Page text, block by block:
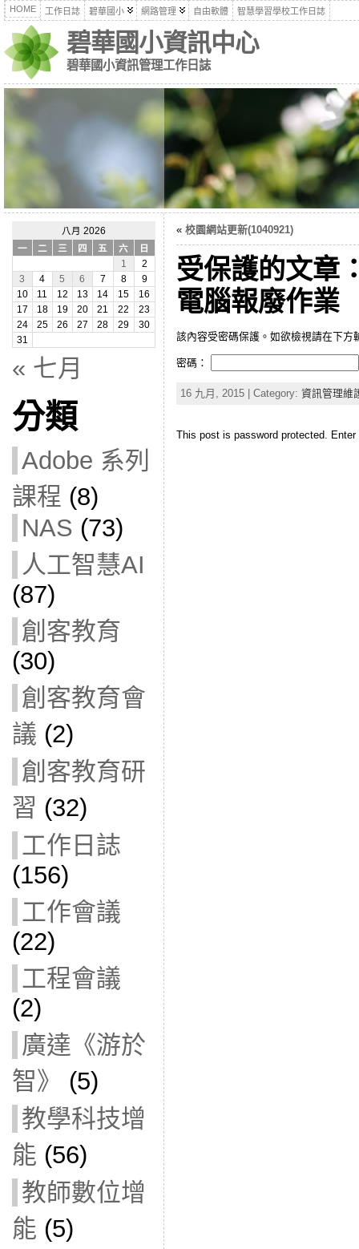
HOME 工作日誌 碧華國小 網路管理 自由軟體 智慧學習學校工作日誌
碧華國小資訊中心
碧華國小資訊管理工作日誌
八月 2026
一
二 三 四 五 六
日
1
2
3
4 5 6 7 8
9
10
11 12 13 14 15
16
17
18 19 20 21 22
23
24
25 26 27 28 29
30
31
« 七月
分類
Adobe 系列
課程 (8)
NAS (73)
人工智慧AI
(87)
創客教育
(30)
創客教育會
議 (2)
創客教育研
習 (32)
工作日誌
(156)
工作會議
(22)
工程會議
(2)
廣達《游於
智》
(5)
教學科技增
能 (56)
教師數位增
能 (5)
« 校園網站更新(1040921)
受保護的文章
電腦報廢作業
該內容受密碼保護。如欲檢視請在下方
密碼：
16 九月, 2015 | Category: 資訊管理維
This post is password protected.